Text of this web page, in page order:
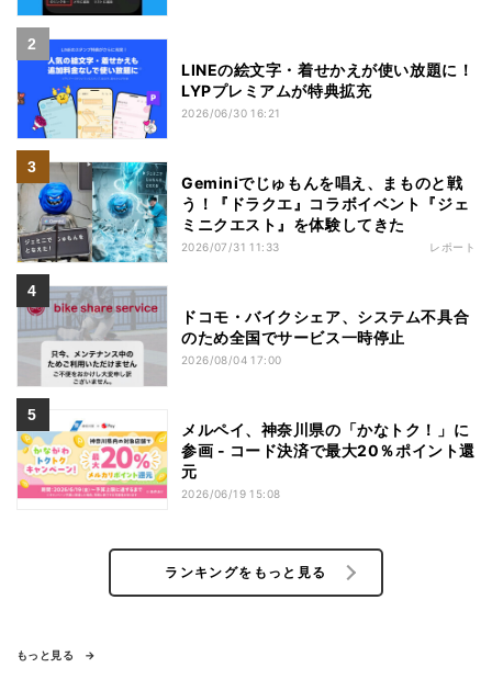
LINEの絵文字・着せかえが使い放題に！
LYPプレミアムが特典拡充
2026/06/30 16:21
Geminiでじゅもんを唱え、まものと戦
う！『ドラクエ』コラボイベント『ジェ
ミニクエスト』を体験してきた
2026/07/31 11:33 レポート
ドコモ・バイクシェア、システム不具合
のため全国でサービス一時停止
2026/08/04 17:00
メルペイ、神奈川県の「かなトク！」に
参画 - コード決済で最大20％ポイント還
元
2026/06/19 15:08
ランキングをもっと見る
もっと見る